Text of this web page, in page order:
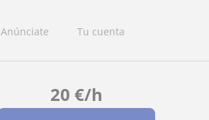
Anúnciate Tu cuenta
20 €/h